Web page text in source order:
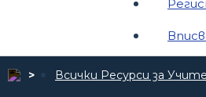
Всички Ресурси за